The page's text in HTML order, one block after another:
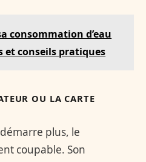
consommation d’eau
et conseils pratiques
OU LA CARTE
plus, le
coupable. Son